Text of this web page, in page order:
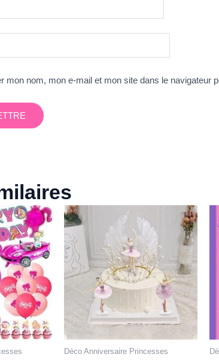
mon nom, mon e-mail et mon site dans le navigateur
Déco Anniversaire Princesses